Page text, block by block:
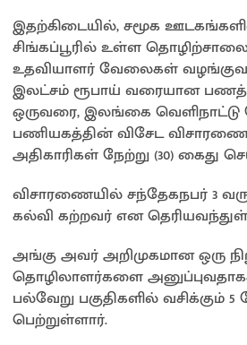
இதற்கிடையில், சமூக
சிங்கப்பூரில் உள்ள
உதவியாளர் வேலைகள்
இலட்சம் ரூபாய் வரையான
ஒருவரை, இலங்கை வெளிநாட்டு
பணியகத்தின் விசேட
அதிகாரிகள் நேற்று (30) கைது
விசாரணையில் சந்தேகநபர் 3
கல்வி கற்றவர் என
அங்கு அவர் அறிமுகமான ஒரு
தொழிலாளர்களை அனுப்புவதாகக்
பல்வேறு பகுதிகளில் வசிக்கும்
பெற்றுள்ளார்.